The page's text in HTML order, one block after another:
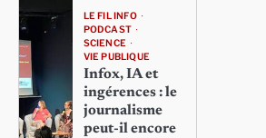
LE FIL INFO
PODCAST
SCIENCE
VIE PUBLIQUE
Infox, IA et
ingérences : le
journalisme
peut-il encore